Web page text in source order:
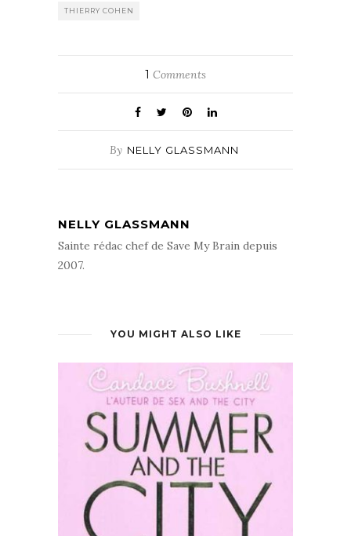
THIERRY COHEN
1 Comments
By NELLY GLASSMANN
NELLY GLASSMANN
Sainte rédac chef de Save My Brain depuis
2007.
YOU MIGHT ALSO LIKE